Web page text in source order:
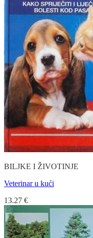
BILJKE I ŽIVOTINJE
Veterinar u kući
13.27 €